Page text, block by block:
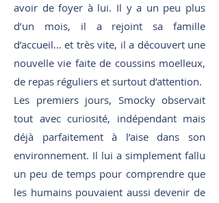
avoir de foyer à lui. Il y a un peu plus
d’un mois, il a rejoint sa famille
d’accueil… et très vite, il a découvert une
nouvelle vie faite de coussins moelleux,
de repas réguliers et surtout d’attention.
Les premiers jours, Smocky observait
tout avec curiosité, indépendant mais
déjà parfaitement à l’aise dans son
environnement. Il lui a simplement fallu
un peu de temps pour comprendre que
les humains pouvaient aussi devenir de